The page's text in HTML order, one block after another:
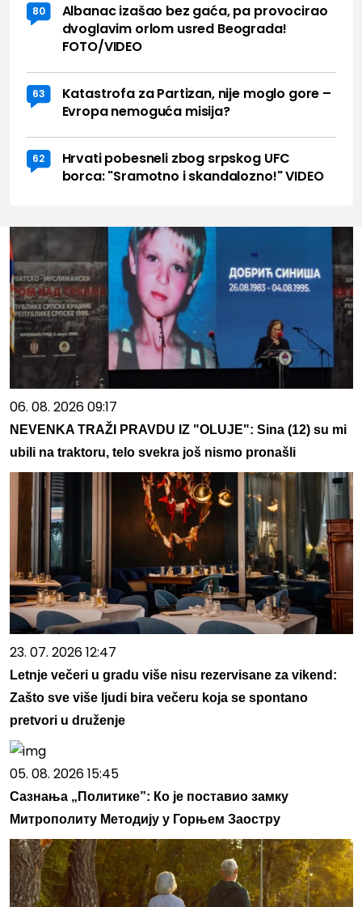
80
Albanac izašao bez gaća, pa provocirao
dvoglavim orlom usred Beograda!
FOTO/VIDEO
63
Katastrofa za Partizan, nije moglo gore –
Evropa nemoguća misija?
62
Hrvati pobesneli zbog srpskog UFC
borca: "Sramotno i skandalozno!" VIDEO
06. 08. 2026 09:17
NEVENKA TRAŽI PRAVDU IZ "OLUJE": Sina (12) su mi
ubili na traktoru, telo svekra još nismo pronašli
23. 07. 2026 12:47
Letnje večeri u gradu više nisu rezervisane za vikend:
Zašto sve više ljudi bira večeru koja se spontano
pretvori u druženje
05. 08. 2026 15:45
Сазнања „Политике”: Ко је поставио замку
Митрополиту Методију у Горњем Заостру